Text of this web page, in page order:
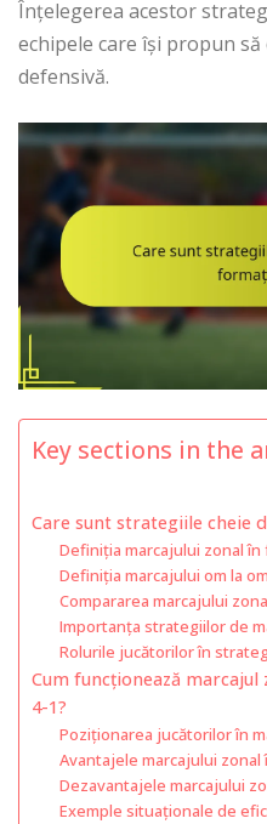
Înțelegerea acestor
echipele care își propun
defensivă.
Key sections in the
Care sunt strategiile cheie
Definiția marcajului zonal în
Definiția marcajului om la
Compararea marcajului
Importanța strategiilor de
Rolurile jucătorilor în
Cum funcționează
4-1?
Poziționarea jucătorilor în
Avantajele marcajului zonal
Dezavantajele marcajului
Exemple situaționale de